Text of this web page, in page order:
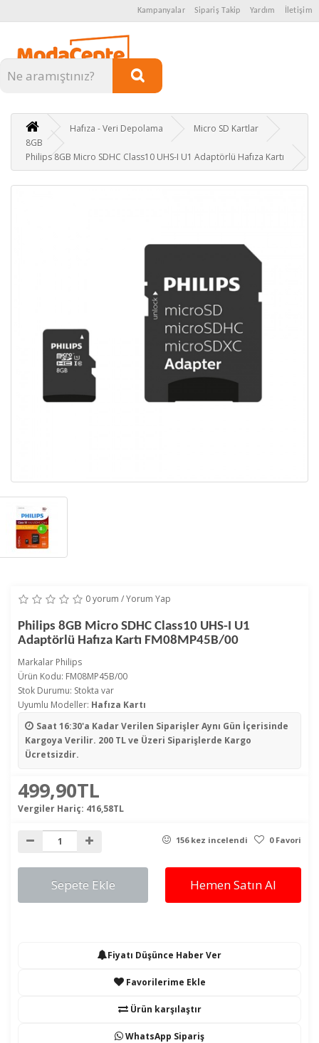
Kampanyalar Sipariş Takip Yardım İletişim
Kategoriler
Hafıza - Veri Depolama
Micro SD Kartlar
8GB
Philips 8GB Micro SDHC Class10 UHS-I U1 Adaptörlü Hafıza Kartı
0 yorum /Yorum Yap
Philips 8GB Micro SDHC Class10 UHS-I U1
Adaptörlü Hafıza Kartı FM08MP45B/00
Markalar Philips
Ürün Kodu: FM08MP45B/00
Stok Durumu: Stokta var
Uyumlu Modeller: Hafıza Kartı
Saat 16:30'a Kadar Verilen SiparişlerAynı Gün İçerisinde
Kargoya Verilir. 200 TL ve Üzeri Siparişlerde Kargo
Ücretsizdir.
499,90TL
Vergiler Hariç: 416,58TL
156 kez incelendi 0 Favori
Sepete Ekle Hemen Satın Al
Fiyatı Düşünce Haber Ver
Favorilerime Ekle
Ürün karşılaştır
WhatsApp Sipariş